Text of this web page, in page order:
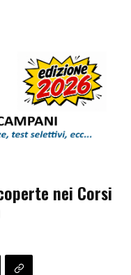
nei Corsi